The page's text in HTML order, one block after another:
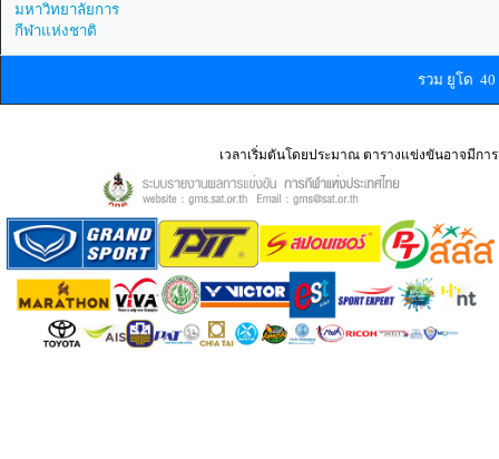
มหาวิทยาลัยการ
กีฬาแห่งชาติ
รวม ยูโด
เวลาเริ่มตันโดยประมาณ ตารางแข่งขันอาจมีกา